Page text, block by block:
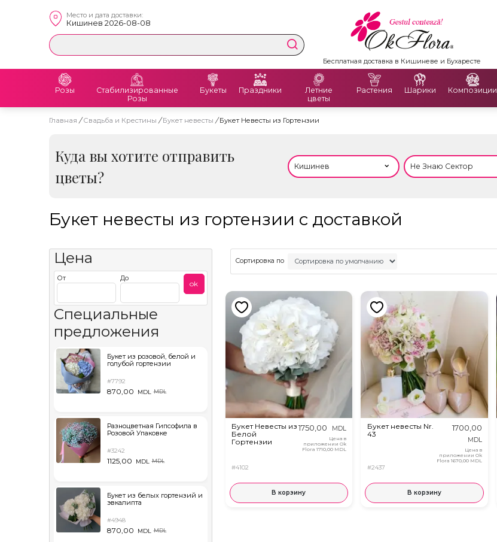
Место и дата доставки:
Кишинев 2026-08-08
Бесплатная доставка в Кишиневе и Бухаресте
Розы
Стабилизированные
Розы
Букеты Праздники
Летние
цветы
Растения Шарики Композиции
Главная / Свадьба и Крестины / Букет невесты / Букет Невесты из Гортензии
Куда вы хотите отправить
цветы?
Букет невесты из гортензии с доставкой
Цена
От До
ok
Специальные
предложения
Букет из розовой, белой и
голубой гортензии
#7792
870,00 MDL MDL
Разноцветная Гипсофила в
Розовой Упаковке
#3242
1125,00 MDL MDL
Букет из белых гортензий и
эвкалипта
#4948
870,00 MDL MDL
Сортировка по
Букет Невесты из
Белой
Гортензии
#4102
1750,00 MDL
Цена в
приложении Ok
Flora 1710,00 MDL
В корзину
Букет невесты Nr.
43
#2437
1700,00
MDL
Цена в
приложении Ok
Flora 1670,00 MDL
В корзину